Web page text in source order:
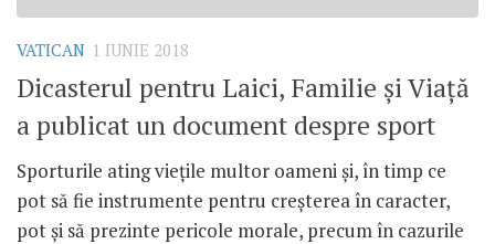
VATICAN 1 IUNIE 2018
Dicasterul pentru Laici, Familie și Viață
a publicat un document despre sport
Sporturile ating viețile multor oameni și, în timp ce
pot să fie instrumente pentru creșterea în caracter,
pot și să prezinte pericole morale, precum în cazurile